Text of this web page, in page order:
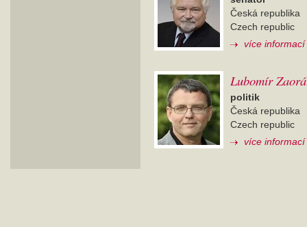
Česká republika
Czech republic
více informací
Lubomír
politik
Česká republika
Czech republic
více informací